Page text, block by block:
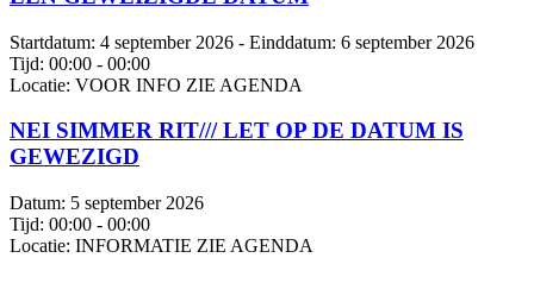
Startdatum: 4 september 2026 - Einddatum: 6 september 2026
Tijd: 00:00 - 00:00
Locatie: VOOR INFO ZIE AGENDA
NEI SIMMER RIT/// LET OP DE DATUM IS
GEWEZIGD
Datum: 5 september 2026
Tijd: 00:00 - 00:00
Locatie: INFORMATIE ZIE AGENDA